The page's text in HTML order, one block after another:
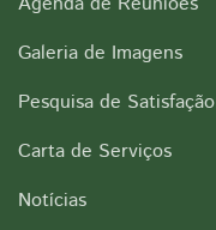
Galeria de Imagens
Pesquisa de Satisfação
Carta de Serviços
Notícias